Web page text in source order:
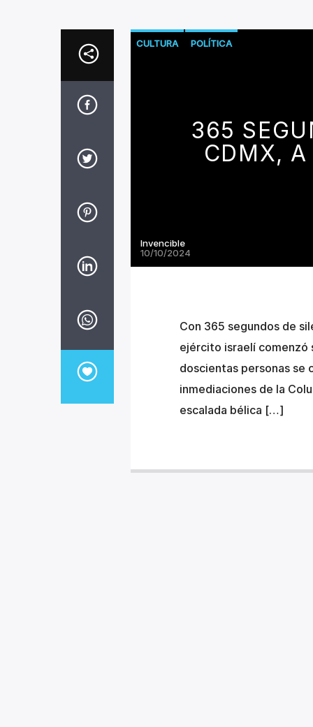
CULTURA POLÍTICA
365
CDMX,
Invencible
10/10/2024
Con 365 segundos de
ejército israelí comenzó
doscientas personas se
inmediaciones de la
escalada bélica […]